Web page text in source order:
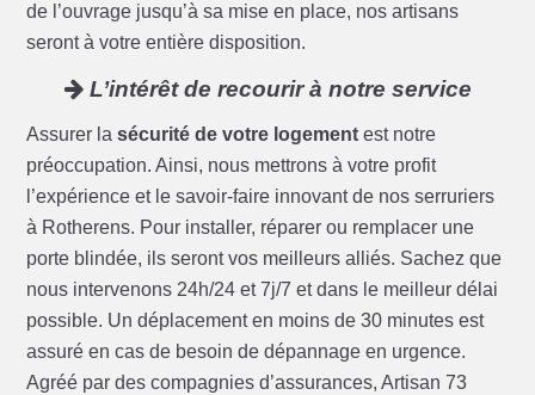
de l’ouvrage jusqu’à sa mise en place, nos artisans
seront à votre entière disposition.
L’intérêt de recourir à notre service
Assurer lasécurité de votre logement est notre
préoccupation. Ainsi, nous mettrons à votre profit
l’expérience et le savoir-faire innovant de nos serruriers
à Rotherens. Pour installer, réparer ou remplacer une
porte blindée, ils seront vos meilleurs alliés. Sachez que
nous intervenons 24h/24 et 7j/7 et dans le meilleur délai
possible. Un déplacement en moins de 30 minutes est
assuré en cas de besoin de dépannage en urgence.
Agréé par des compagnies d’assurances, Artisan 73